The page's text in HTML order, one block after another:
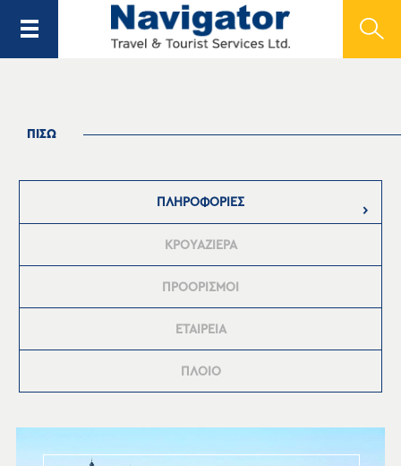
ΠΙΣΩ
ΠΛΗΡΟΦΟΡΙΕΣ
ΚΡΟΥΑΖΙΕΡΑ
ΠΡΟΟΡΙΣΜΟΙ
ΕΤΑΙΡΕΙΑ
ΠΛΟΙΟ